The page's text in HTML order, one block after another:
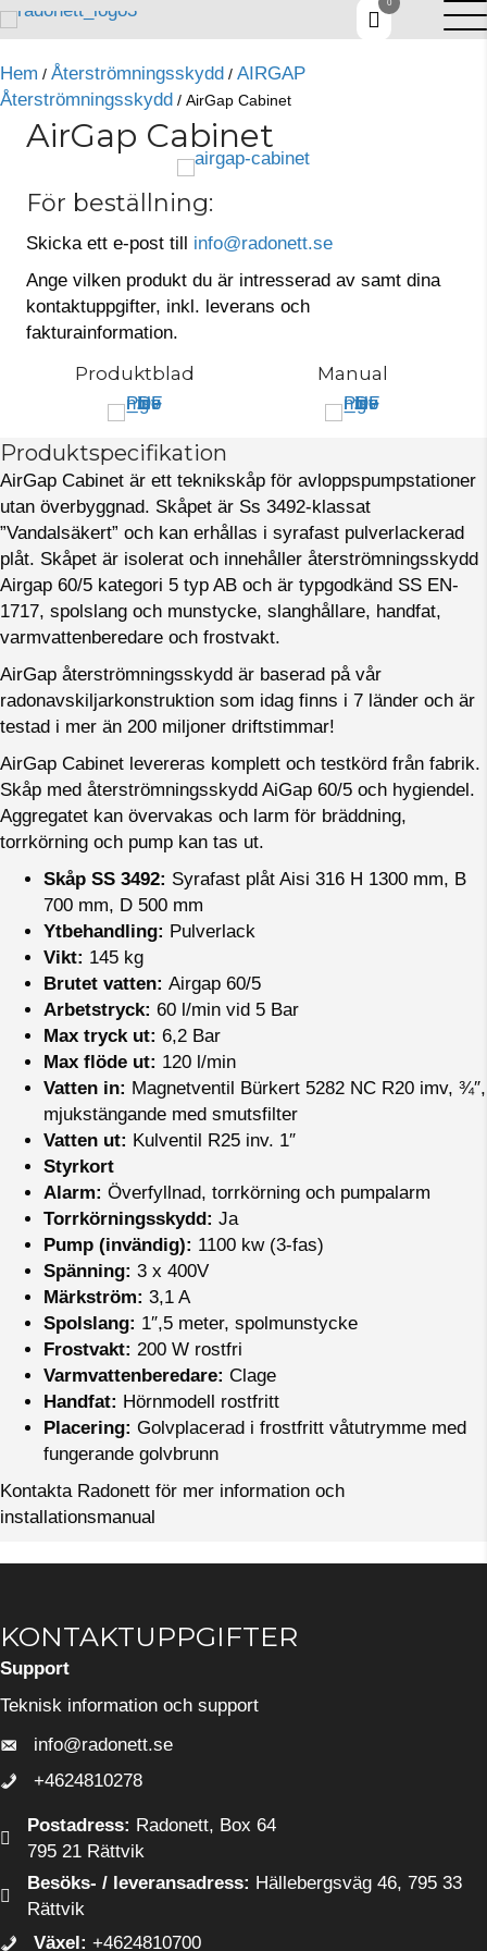
Hem / Återströmnings­skydd / AIRGAP
Återströmningsskydd / AirGap Cabinet
AirGap Cabinet
För beställning:
Skicka ett e-post till info@radonett.se
Ange vilken produkt du är intresserad av samt dina
kontaktuppgifter, inkl. leverans och
fakturainformation.
Produktblad Manual
Produktspecifikation
AirGap Cabinet är ett teknikskåp för avloppspumpstationer
utan överbyggnad. Skåpet är Ss 3492-klassat
”Vandalsäkert” och kan erhållas i syrafast pulverlackerad
plåt. Skåpet är isolerat och innehåller återströmningsskydd
Airgap 60/5 kategori 5 typ AB och är typgodkänd SS EN-
1717, spolslang och munstycke, slanghållare, handfat,
varmvattenberedare och frostvakt.
AirGap återströmningsskydd är baserad på vår
radonavskiljarkonstruktion som idag finns i 7 länder och är
testad i mer än 200 miljoner driftstimmar!
AirGap Cabinet levereras komplett och testkörd från fabrik.
Skåp med återströmningsskydd AiGap 60/5 och hygiendel.
Aggregatet kan övervakas och larm för bräddning,
torrkörning och pump kan tas ut.
Skåp SS 3492: Syrafast plåt Aisi 316 H 1300 mm, B
700 mm, D 500 mm
Ytbehandling: Pulverlack
Vikt: 145 kg
Brutet vatten: Airgap 60/5
Arbetstryck: 60 l/min vid 5 Bar
Max tryck ut: 6,2 Bar
Max flöde ut: 120 l/min
Vatten in: Magnetventil Bürkert 5282 NC R20 imv, ¾″,
mjukstängande med smutsfilter
Vatten ut: Kulventil R25 inv. 1″
Styrkort
Alarm: Överfyllnad, torrkörning och pumpalarm
Torrkörningsskydd: Ja
Pump (invändig): 1100 kw (3-fas)
Spänning: 3 x 400V
Märkström: 3,1 A
Spolslang: 1″,5 meter, spolmunstycke
Frostvakt: 200 W rostfri
Varmvattenberedare: Clage
Handfat: Hörnmodell rostfritt
Placering: Golvplacerad i frostfritt våtutrymme med
fungerande golvbrunn
Kontakta Radonett för mer information och
installationsmanual
KONTAKTUPPGIFTER
Support
Teknisk information och support
info@radonett.se
info@radonett.se
0248-102 78
+4624810278
Postadress: Radonett, Box 64
795 21 Rättvik
Besöks- / leveransadress: Hällebergsväg 46, 795 33
Rättvik
Växel: +4624810700